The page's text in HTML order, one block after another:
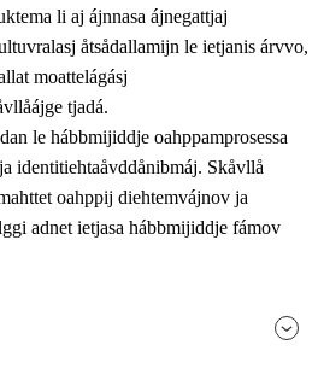
li aj ájnnasa ájnegattjaj
åtsådallamijn le ietjanis árvvo,
moattelágásj
tjadá.
le hábbmijiddje oahppamprosessa
identitiehtaåvddånibmáj. Skåvllå
oahppij diehtemvájnov ja
adnet ietjasa hábbmijiddje fámov